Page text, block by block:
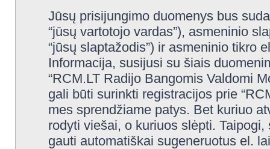
Jūsų prisijungimo duomenys bus
“jūsų vartotojo vardas”), asmeninio
“jūsų slaptažodis”) ir asmeninio tikro
Informacija, susijusi su šiais
“RCM.LT Radijo Bangomis Valdomi
gali būti surinkti registracijos prie
mes sprendžiame patys. Bet kuriuo
rodyti viešai, o kuriuos slėpti.
gauti automatiškai sugeneruotus el.